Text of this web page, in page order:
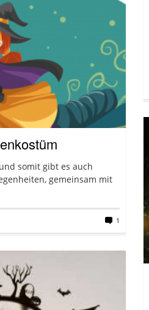
somit gibt es auch
gemeinsam mit
1